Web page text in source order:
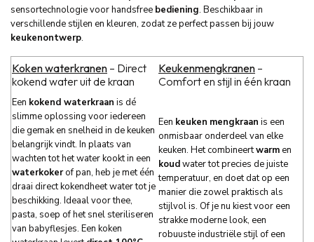
sensortechnologie voor handsfree bediening. Beschikbaar in
verschillende stijlen en kleuren, zodat ze perfect passen bij jouw
keukenontwerp.
Koken waterkranen – Direct
kokend water uit de kraan
Keukenmengkranen –
Comfort en stijl in één kraan
Een kokend waterkraan is dé
slimme oplossing voor iedereen
die gemak en snelheid in de keuken
belangrijk vindt. In plaats van
wachten tot het water kookt in een
waterkokerof pan, heb je met één
draai direct kokendheet water tot je
beschikking. Ideaal voor thee,
pasta, soep of het snel steriliseren
van babyflesjes. Een koken
Een keuken mengkraan is een
onmisbaar onderdeel van elke
keuken. Het combineertwarmen
koudwater tot precies de juiste
temperatuur, en doet dat op een
manier die zowel praktisch als
stijlvol is. Of je nu kiest voor een
strakke moderne look, een
robuuste industriële stijl of een